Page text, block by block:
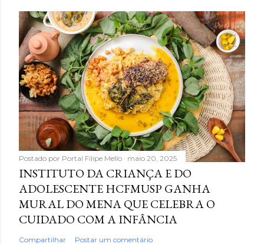
Postado por Portal Filipe Mello maio 20, 2025
INSTITUTO DA CRIANÇA E DO
ADOLESCENTE HCFMUSP GANHA
MURAL DO MENA QUE CELEBRA O
CUIDADO COM A INFÂNCIA
Compartilhar Postar um comentário